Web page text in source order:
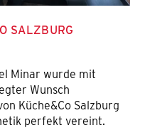
SALZBURG
Minar wurde mit
Wunsch
Küche&Co Salzburg
perfekt vereint.